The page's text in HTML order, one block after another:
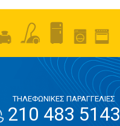
ΤΗΛΕΦΩΝΙΚΕΣ ΠΑΡΑΓΓΕΛΙΕΣ
210 483 5143